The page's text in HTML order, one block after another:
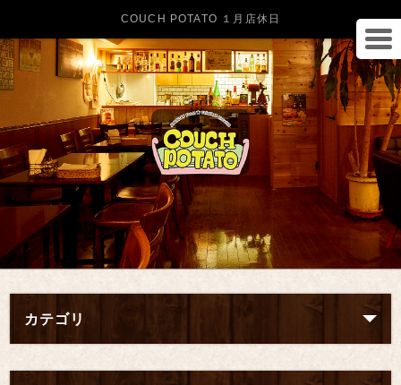
COUCH POTATO １月店休日
カテゴリ